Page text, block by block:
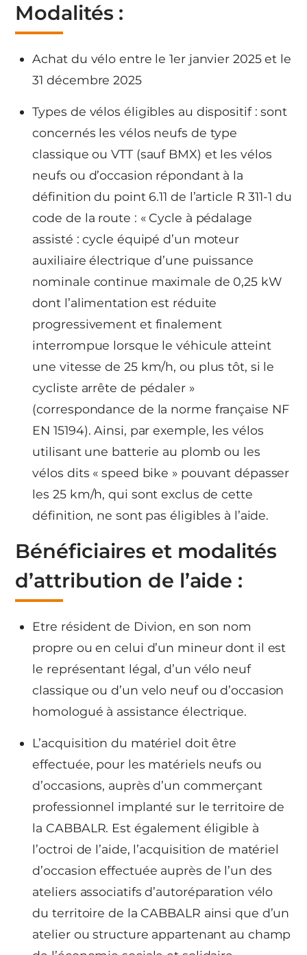
Modalités :
Achat du vélo entre le 1er janvier 2025 et le
31 décembre 2025
Types de vélos éligibles au dispositif : sont
concernés les vélos neufs de type
classique ou VTT (sauf BMX) et les vélos
neufs ou d’occasion répondant à la
définition du point 6.11 de l’article R 311-1 du
code de la route : « Cycle à pédalage
assisté : cycle équipé d’un moteur
auxiliaire électrique d’une puissance
nominale continue maximale de 0,25 kW
dont l’alimentation est réduite
progressivement et finalement
interrompue lorsque le véhicule atteint
une vitesse de 25 km/h, ou plus tôt, si le
cycliste arrête de pédaler »
(correspondance de la norme française NF
EN 15194). Ainsi, par exemple, les vélos
utilisant une batterie au plomb ou les
vélos dits « speed bike » pouvant dépasser
les 25 km/h, qui sont exclus de cette
définition, ne sont pas éligibles à l’aide.
Bénéficiaires et modalités
d’attribution de l’aide :
Etre résident de Divion, en son nom
propre ou en celui d’un mineur dont il est
le représentant légal, d’un vélo neuf
classique ou d’un velo neuf ou d’occasion
homologué à assistance électrique.
L’acquisition du matériel doit être
effectuée, pour les matériels neufs ou
d’occasions, auprès d’un commerçant
professionnel implanté sur le territoire de
la CABBALR. Est également éligible à
l’octroi de l’aide, l’acquisition de matériel
d’occasion effectuée auprès de l’un des
ateliers associatifs d’autoréparation vélo
du territoire de la CABBALR ainsi que d’un
atelier ou structure appartenant au champ